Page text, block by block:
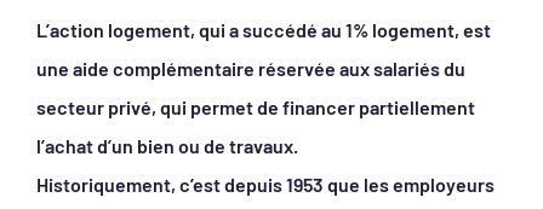
L’action logement, qui a succédé au 1% logement, est
une aide complémentaire réservée aux salariés du
secteur privé, qui permet de financer partiellement
l’achat d’un bien ou de travaux.
Historiquement, c’est depuis 1953 que les employeurs